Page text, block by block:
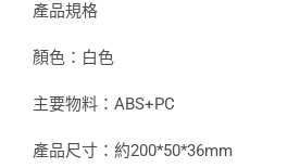
產品規格
顏色：白色
主要物料：ABS+PC
產品尺寸：約200*50*36mm